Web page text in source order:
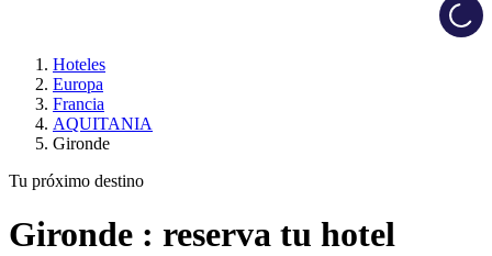
Hoteles
Europa
Francia
AQUITANIA
Gironde
Tu próximo destino
Gironde : reserva tu hotel